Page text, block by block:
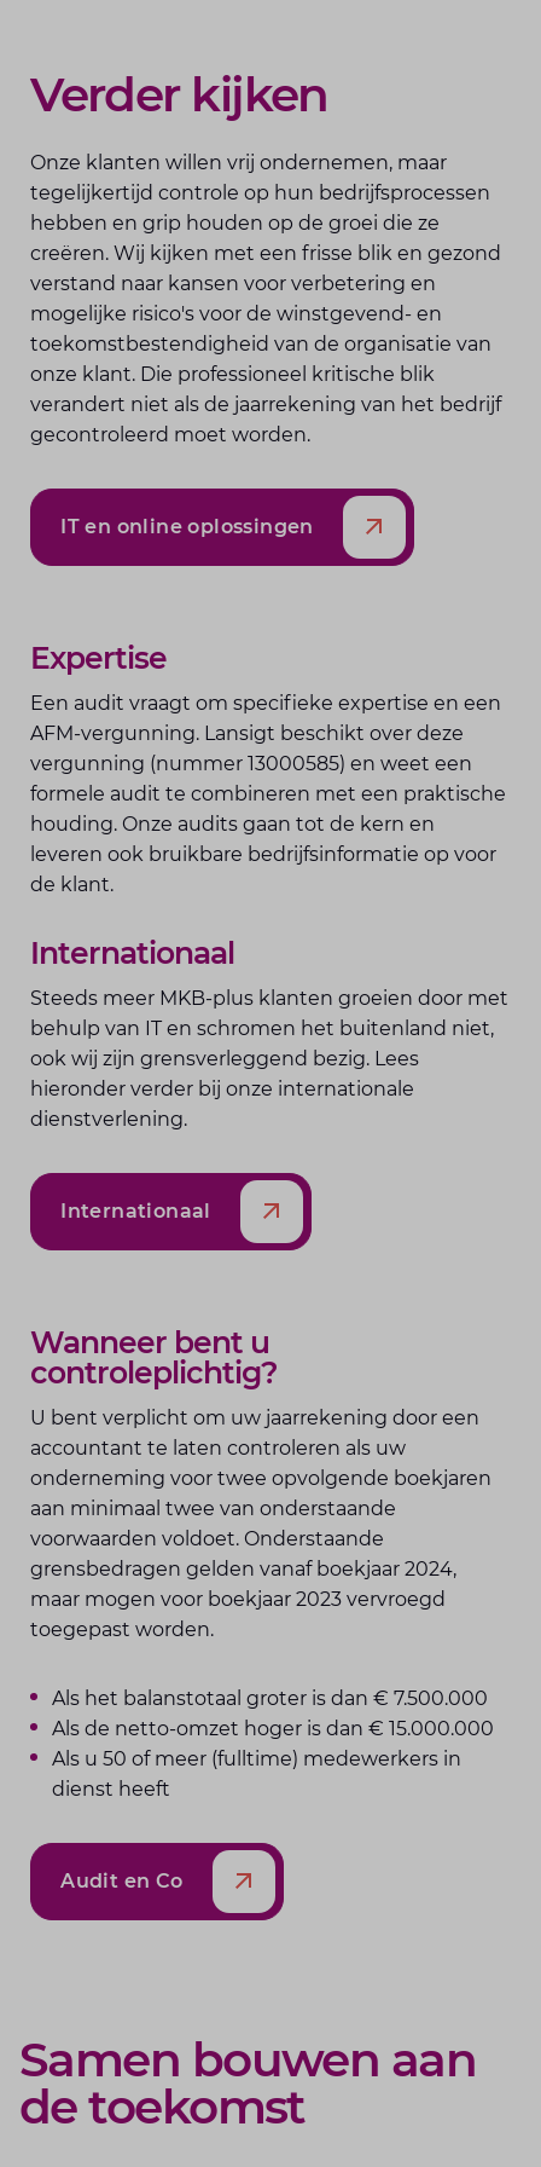
Verder kijken
Onze klanten willen vrij ondernemen, maar
tegelijkertijd controle op hun bedrijfsprocessen
hebben en grip houden op de groei die ze
creëren. Wij kijken met een frisse blik en gezond
verstand naar kansen voor verbetering en
mogelijke risico's voor de winstgevend- en
toekomstbestendigheid van de organisatie van
onze klant. Die professioneel kritische blik
verandert niet als de jaarrekening van het bedrijf
gecontroleerd moet worden.
IT en online oplossingen
Expertise
Een audit vraagt om specifieke expertise en een
AFM-vergunning. Lansigt beschikt over deze
vergunning (nummer 13000585) en weet een
formele audit te combineren met een praktische
houding. Onze audits gaan tot de kern en
leveren ook bruikbare bedrijfsinformatie op voor
de klant.
Internationaal
Steeds meer MKB-plus klanten groeien door met
behulp van IT en schromen het buitenland niet,
ook wij zijn grensverleggend bezig. Lees
hieronder verder bij onze internationale
dienstverlening.
Internationaal
Wanneer bent u
controleplichtig?
U bent verplicht om uw jaarrekening door een
accountant te laten controleren als uw
onderneming voor twee opvolgende boekjaren
aan minimaal twee van onderstaande
voorwaarden voldoet. Onderstaande
grensbedragen gelden vanaf boekjaar 2024,
maar mogen voor boekjaar 2023 vervroegd
toegepast worden.
Als het balanstotaal groter is dan € 7.500.000
Als de netto-omzet hoger is dan € 15.000.000
Als u 50 of meer (fulltime) medewerkers in
dienst heeft
Audit en Co
Samen bouwen aan
de toekomst